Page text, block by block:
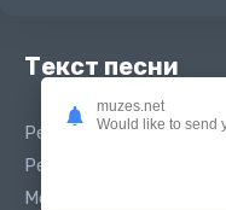
Текст песни
Рейсан
Рейсан Моя королева
Моя ты королева ты
muzes.net
Would like to send